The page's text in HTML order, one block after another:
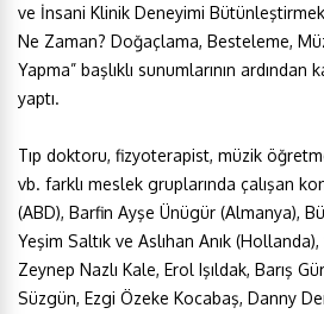
ve İnsani Klinik Deneyimi
Ne Zaman? Doğaçlama, Besteleme,
Yapma” başlıklı sunumlarının ardından
yaptı.
Tıp doktoru, fizyoterapist, müzik
vb. farklı meslek gruplarında çalışan
(ABD), Barfin Ayşe Ünügür (Almanya),
Yeşim Saltık ve Aslıhan Anık
Zeynep Nazlı Kale, Erol Işıldak, Barış
Süzgün, Ezgi Özeke Kocabaş, Danny